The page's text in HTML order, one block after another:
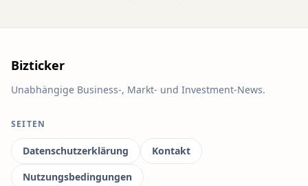
Bizticker
Unabhängige Business-, Markt- und Investment-News.
SEITEN
Datenschutzerklärung
Kontakt
Nutzungsbedingungen